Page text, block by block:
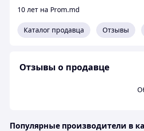
же сравнение. Кроме счёта и
предметов, называть их, тренируя
10 лет на Prom.md
Каталог продавца Отзывы
Отзывы о продавце
Популярные производители в